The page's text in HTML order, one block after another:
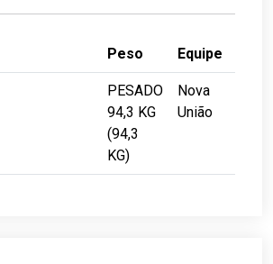
Peso Equipe
PESADO
94,3 KG
(94,3
KG)
Nova
União